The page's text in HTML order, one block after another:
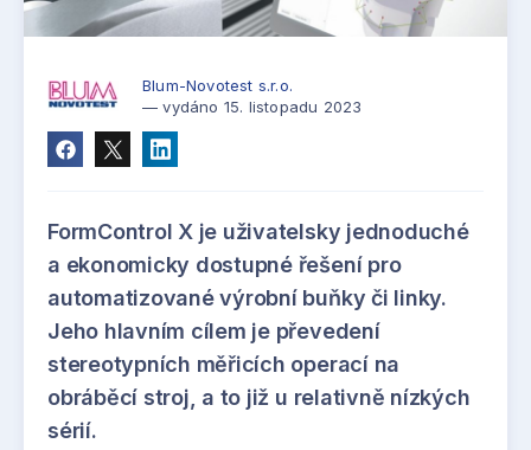
Blum-Novotest s.r.o.
— vydáno 15. listopadu 2023
FormControl X je uživatelsky jednoduché
a ekonomicky dostupné řešení pro
automatizované výrobní buňky či linky.
Jeho hlavním cílem je převedení
stereotypních měřicích operací na
obráběcí stroj, a to již u relativně nízkých
sérií.